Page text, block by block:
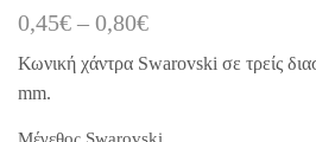
0,45€ – 0,80€
Κωνική χάντρα Swarovski σε τρείς
mm.